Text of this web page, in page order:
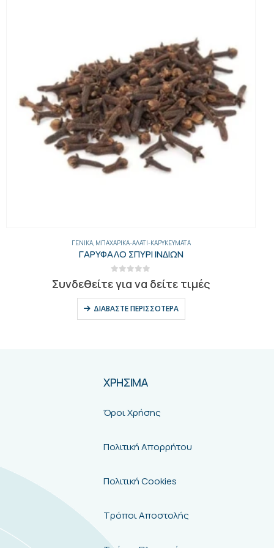
ΓΕΝΙΚΑ, ΜΠΑΧΑΡΙΚΆ-ΑΛΆΤΙ-ΚΑΡΥΚΕΎΜΑΤΑ
ΓΑΡΥΦΑΛΟ ΣΠΥΡΙ ΙΝΔΙΩΝ
Συνδεθείτε για να δείτε τιμές
ΔΙΑΒΆΣΤΕ ΠΕΡΙΣΣΌΤΕΡΑ
ΧΡΗΣΙΜΑ
Όροι Χρήσης
Πολιτική Απορρήτου
Πολιτική Cookies
Τρόποι Αποστολής